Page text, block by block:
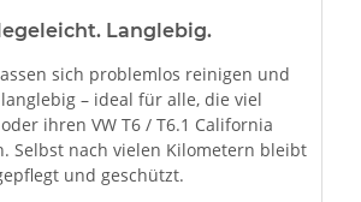
Langlebig.
sich problemlos reinigen und
– ideal für alle, die viel
ihren VW T6 / T6.1 California
Selbst nach vielen Kilometern bleibt
und geschützt.